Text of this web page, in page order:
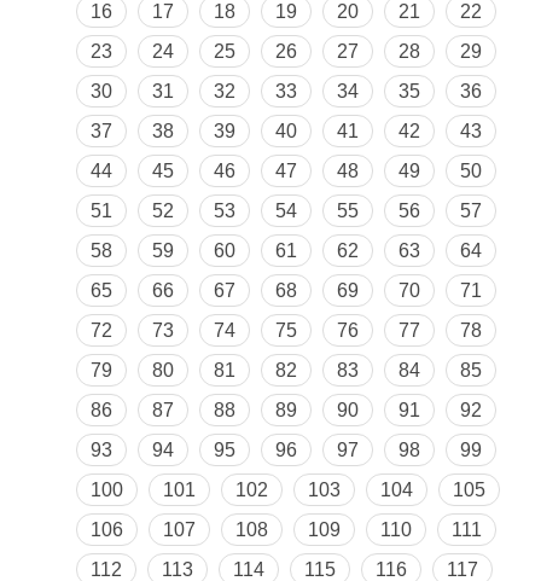
16
17 18 19 20 21
22
23
24 25 26 27 28
29
30
31 32 33 34 35
36
37
38 39 40 41 42
43
44
45 46 47 48 49
50
51
52 53 54 55 56
57
58
59 60 61 62 63
64
65
66 67 68 69 70
71
72
73 74 75 76 77
78
79
80 81 82 83 84
85
86
87 88 89 90 91
92
93
94 95 96 97 98
99
100
101 102 103 104
105
106
107 108 109 110
111
112
113 114 115 116
117